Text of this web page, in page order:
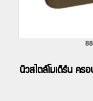
นิวสไตล์โมเดิร์น คร